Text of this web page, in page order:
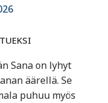
Sana on lyhyt
äärellä. Se
puhuu myös